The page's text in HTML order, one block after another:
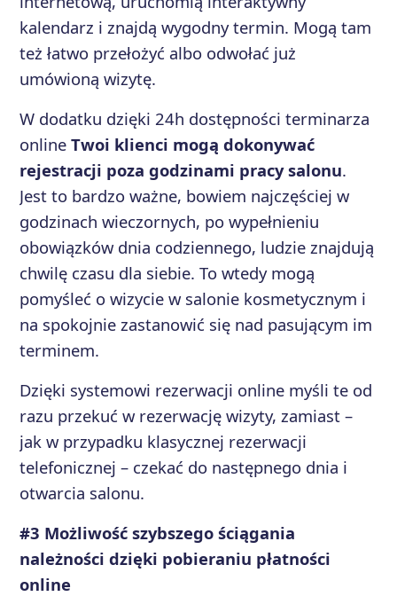
kalendarz i znajdą wygodny termin. Mogą tam
też łatwo przełożyć albo odwołać już
umówioną wizytę.
W dodatku dzięki 24h dostępności terminarza
onlineTwoi klienci mogą dokonywać
rejestracji poza godzinami pracy salonu.
Jest to bardzo ważne, bowiem najczęściej w
godzinach wieczornych, po wypełnieniu
obowiązków dnia codziennego, ludzie znajdują
chwilę czasu dla siebie. To wtedy mogą
pomyśleć o wizycie w salonie kosmetycznym i
na spokojnie zastanowić się nad pasującym im
terminem.
Dzięki systemowi rezerwacji online myśli te od
razu przekuć w rezerwację wizyty, zamiast –
jak w przypadku klasycznej rezerwacji
telefonicznej – czekać do następnego dnia i
otwarcia salonu.
#3 Możliwość szybszego ściągania
należności dzięki pobieraniu płatności
online